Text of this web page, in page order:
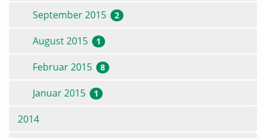
September 2015 2
August 2015 1
Februar 2015 8
Januar 2015 1
2014